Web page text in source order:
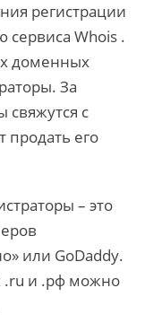
регистрации
Whois .
доменных
За
с
его
– это
или GoDaddy.
.ru и .рф можно